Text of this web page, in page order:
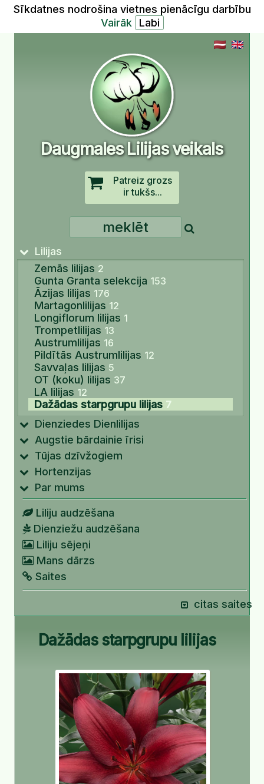
Sīkdatnes nodrošina vietnes pienācīgu darbību
Vairāk
Daugmales Lilijas veikals
Patreiz grozs
ir tukšs...
Lilijas
Zemās lilijas 2
Gunta Granta selekcija 153
Āzijas lilijas 176
Martagonlilijas 12
Longiflorum lilijas 1
Trompetlilijas 13
Austrumlilijas 16
Pildītās Austrumlilijas 12
Savvaļas lilijas 5
OT (koku) lilijas 37
LA lilijas 12
Dažādas starpgrupu lilijas 7
Dienziedes Dienlilijas
Augstie bārdainie īrisi
Tūjas dzīvžogiem
Hortenzijas
Par mums
Liliju audzēšana
Dienziežu audzēšana
Liliju sējeņi
Mans dārzs
Saites
citas saites
Dažādas starpgrupu lilijas